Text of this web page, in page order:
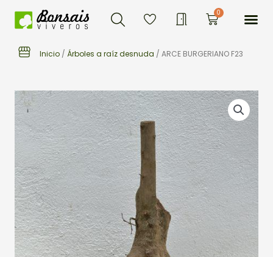
Buscar 0Carrito
Inicio / Árboles a raíz desnuda / ARCE BURGERIANO F23